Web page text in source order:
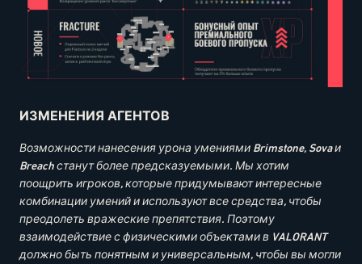
ИЗМЕНЕНИЯ АГЕНТОВ
Возможности нанесения урона умениями Brimstone, Sova и
Breach станут более предсказуемыми. Мы хотим
поощрить игроков, которые придумывают интересные
комбинации умений и используют все средства, чтобы
преодолеть вражеские препятствия. Поэтому
взаимодействие с физическими объектами в VALORANT
должно быть понятным и универсальным, чтобы вы могли